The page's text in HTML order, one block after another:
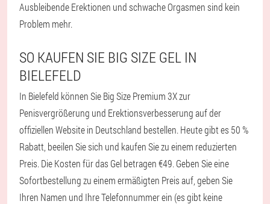
Ausbleibende Erektionen und schwache Orgasmen sind kein
Problem mehr.
SO KAUFEN SIE BIG SIZE GEL IN
BIELEFELD
In Bielefeld können Sie Big Size Premium 3X zur
Penisvergrößerung und Erektionsverbesserung auf der
offiziellen Website in Deutschland bestellen. Heute gibt es 50 %
Rabatt, beeilen Sie sich und kaufen Sie zu einem reduzierten
Preis. Die Kosten für das Gel betragen €49. Geben Sie eine
Sofortbestellung zu einem ermäßigten Preis auf, geben Sie
Ihren Namen und Ihre Telefonnummer ein (es gibt keine